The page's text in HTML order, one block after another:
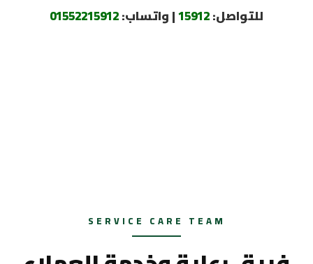
للتواصل:15912| واتساب:01552215912
SERVICE CARE TEAM